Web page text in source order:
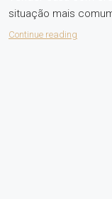
situação mais
Continue reading